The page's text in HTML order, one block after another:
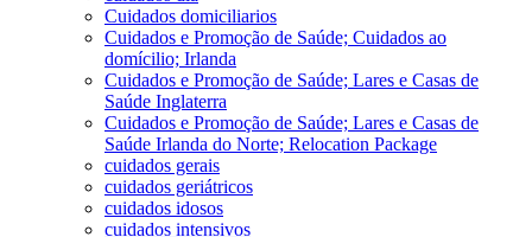
Cuidados domiciliarios
Cuidados e Promoção de Saúde; Cuidados ao
domícilio; Irlanda
Cuidados e Promoção de Saúde; Lares e Casas de
Saúde Inglaterra
Cuidados e Promoção de Saúde; Lares e Casas de
Saúde Irlanda do Norte; Relocation Package
cuidados gerais
cuidados geriátricos
cuidados idosos
cuidados intensivos